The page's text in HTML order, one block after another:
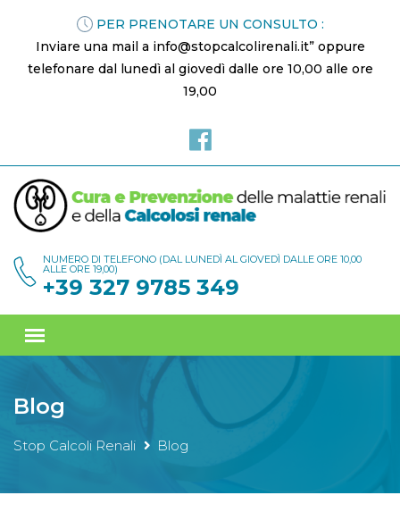
PER PRENOTARE UN CONSULTO :
Inviare una mail a info@stopcalcolirenali.it” oppure
telefonare dal lunedì al giovedì dalle ore 10,00 alle ore
19,00
NUMERO DI TELEFONO (DAL LUNEDÌ AL GIOVEDÌ DALLE ORE 10,00
ALLE ORE 19,00)
+39 327 9785 349
Blog
Stop Calcoli Renali Blog